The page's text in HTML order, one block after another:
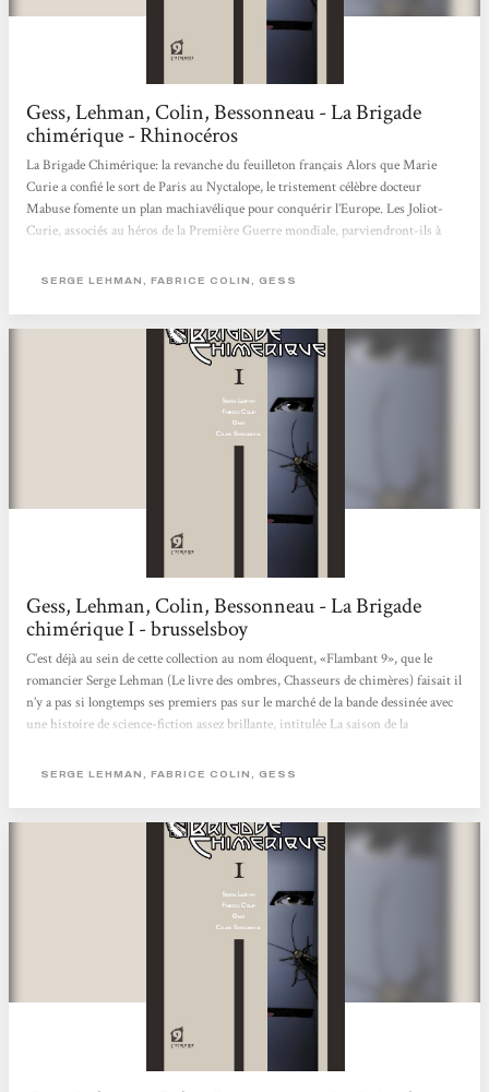
Gess, Lehman, Colin, Bessonneau - La Brigade
chimérique - Rhinocéros
La Brigade Chimérique: la revanche du feuilleton français Alors que Marie
Curie a confié le sort de Paris au Nyctalope, le tristement célèbre docteur
Mabuse fomente un plan machiavélique pour conquérir l’Europe. Les Joliot-
Curie, associés au héros de la Première Guerre mondiale, parviendront-ils à
l’écrivain de science-fiction Serge Lehman s’était surpris à constater à quel
largement...
SERGE LEHMAN, FABRICE COLIN, GESS
Gess, Lehman, Colin, Bessonneau - La Brigade
chimérique I - brusselsboy
C’est déjà au sein de cette collection au nom éloquent, «Flambant 9», que le
romancier Serge Lehman (Le livre des ombres, Chasseurs de chimères) faisait il
n’y a pas si longtemps ses premiers pas sur le marché de la bande dessinée avec
une histoire de science-fiction assez brillante, intitulée La saison de la
accompagné de Fabrice Collin (« Tir Nan Og ») en tant que co-scénariste, que
SERGE LEHMAN, FABRICE COLIN, GESS